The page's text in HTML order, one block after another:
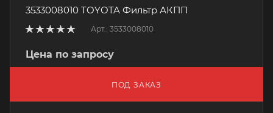
3533008010 TOYOTA Фильтр АКПП
Арт.: 3533008010
Цена по запросу
ПОД ЗАКАЗ